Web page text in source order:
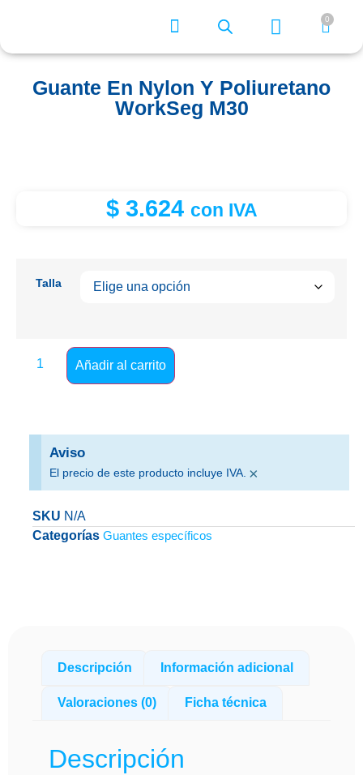
0
Guante En Nylon Y Poliuretano
WorkSeg M30
$3.624 con IVA
Talla
Añadir al carrito
Aviso
El precio de este producto incluye IVA. ×
SKU N/A
Categorías Guantes específicos
Descripción Información adicional
Valoraciones (0) Ficha técnica
Descripción